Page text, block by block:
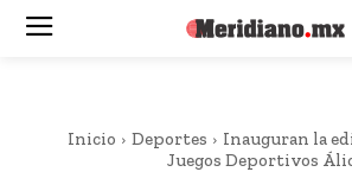
Inicio Deportes
Inauguran la
Juegos Deportivos